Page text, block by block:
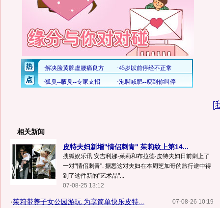
[
相关新闻
皮特夫妇新增"情侣刺青" 茱莉纹上第14...
搜狐娱乐讯 安吉利娜·茱莉和布拉德·皮特夫妇日前刺上了
一对"情侣刺青". 据悉这对夫妇在本周芝加哥的旅行途中得
到了这件新的"艺术品"...
07-08-25 13:12
07-08-26 10:19
·茱莉带养子女公园游玩 为享简单快乐皮特...